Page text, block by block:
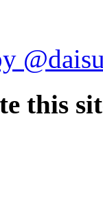
this